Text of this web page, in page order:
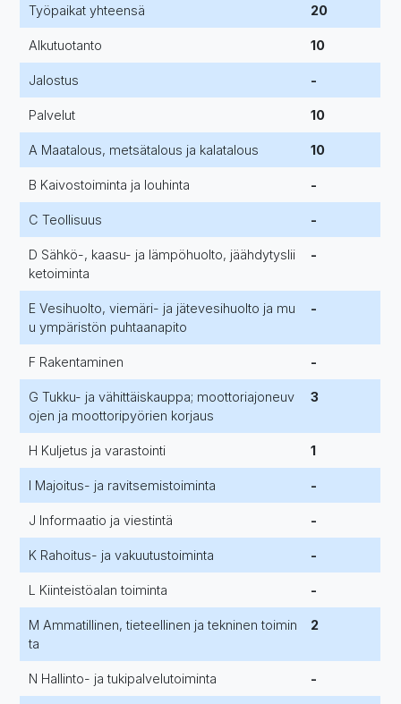
Työpaikat yhteensä 20
Alkutuotanto 10
Jalostus -
Palvelut 10
A Maatalous, metsätalous ja kalatalous 10
B Kaivostoiminta ja louhinta -
C Teollisuus -
D Sähkö-, kaasu- ja lämpöhuolto, jäähdytyslii
ketoiminta
-
E Vesihuolto, viemäri- ja jätevesihuolto ja mu
u ympäristön puhtaanapito
-
F Rakentaminen -
G Tukku- ja vähittäiskauppa; moottoriajoneuv
ojen ja moottoripyörien korjaus
3
H Kuljetus ja varastointi 1
I Majoitus- ja ravitsemistoiminta -
J Informaatio ja viestintä -
K Rahoitus- ja vakuutustoiminta -
L Kiinteistöalan toiminta -
M Ammatillinen, tieteellinen ja tekninen toimin
ta
2
N Hallinto- ja tukipalvelutoiminta -